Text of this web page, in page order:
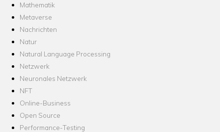
Mathematik
Metaverse
Nachrichten
Natur
Natural Language Processing
Netzwerk
Neuronales Netzwerk
NFT
Online-Business
Open Source
Performance-Testing